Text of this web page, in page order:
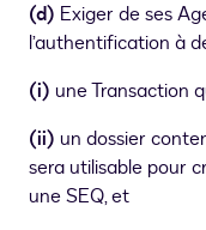
(d) Exiger de ses
l’authentification à
(i) une Transaction
(ii) un dossier
sera utilisable pour
une SEQ, et